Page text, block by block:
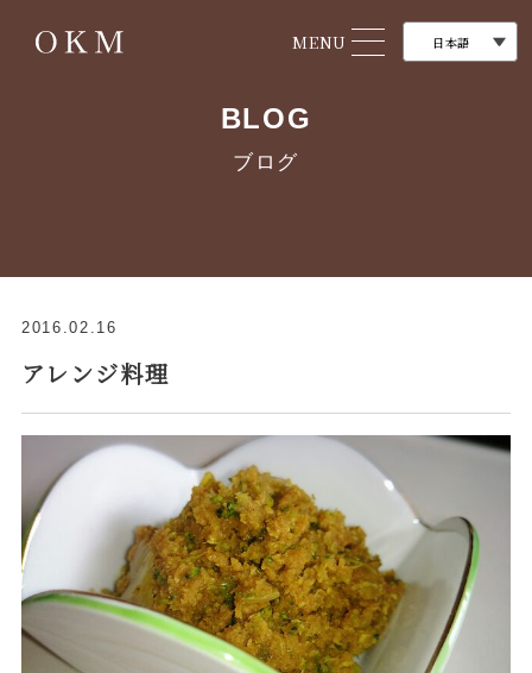
MENU
BLOG
ブログ
2016.02.16
アレンジ料理